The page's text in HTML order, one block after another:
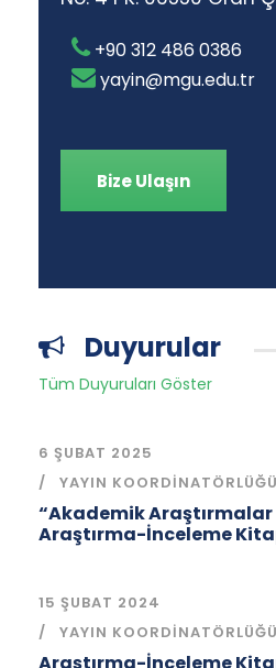
+90 312 486 0386
yayin@mgu.edu.tr
Bize Ulaşın
Duyurular
Tüm Duyuruları Göster
6 ŞUBAT 2025
YAYIN
“Akademik Araştırmalar
Araştırma-İnceleme
15 ŞUBAT 2024
YAYIN